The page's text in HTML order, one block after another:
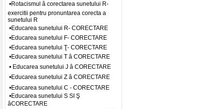
•Rotacismul â corectarea sunetului R-
exercitii pentru pronuntarea corecta a
sunetului R
•Educarea sunetului R- CORECTARE
•Educarea sunetului F- CORECTARE
•Educarea sunetului Ţ- CORECTARE
•Educarea sunetului T â CORECTARE
• Educarea sunetului J â CORECTARE
•Educarea sunetului Z â CORECTARE
•Educarea sunetului C - CORECTARE
•Educarea sunetului S SI Ş
âCORECTARE